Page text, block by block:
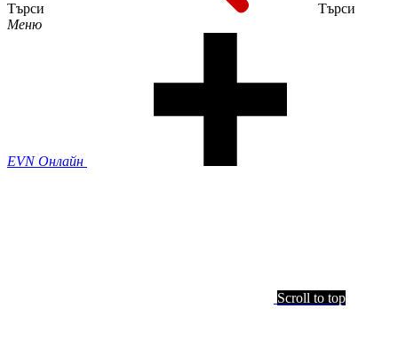
Търси
Търси
Меню
EVN Онлайн
Scroll to top